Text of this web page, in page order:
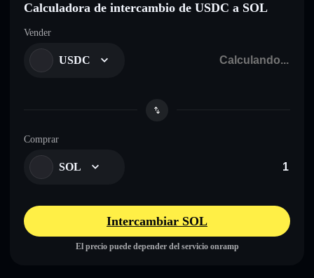
Calculadora de intercambio de USDC a SOL
Vender
USDC
Comprar
SOL
Intercambiar SOL
El precio puede depender del servicio onramp